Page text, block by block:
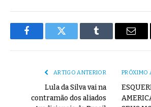
FacebookTwitter Tumblr
E-
ARTIGO ANTERIOR
Lula da Silva vai na
contramão dos aliados
PRÓXIMO